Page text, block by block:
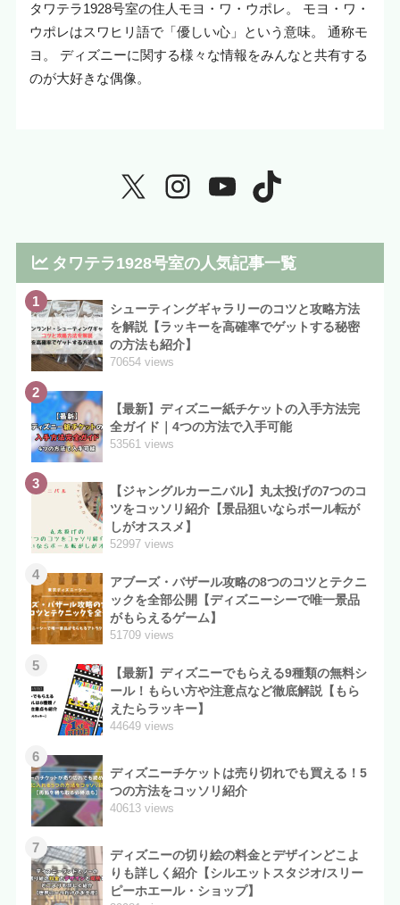
タワテラ1928号室の住人モヨ・ワ・ウポレ。 モヨ・ワ・
ウポレはスワヒリ語で「優しい心」という意味。 通称モ
ヨ。 ディズニーに関する様々な情報をみんなと共有する
のが大好きな偶像。
タワテラ1928号室の人気記事一覧
1
シューティングギャラリーのコツと攻略方法
を解説【ラッキーを高確率でゲットする秘密
の方法も紹介】
70654 views
2
【最新】ディズニー紙チケットの入手方法完
全ガイド｜4つの方法で入手可能
53561 views
3
【ジャングルカーニバル】丸太投げの7つのコ
ツをコッソリ紹介【景品狙いならボール転が
しがオススメ】
52997 views
4
アブーズ・バザール攻略の8つのコツとテクニ
ックを全部公開【ディズニーシーで唯一景品
がもらえるゲーム】
51709 views
5
【最新】ディズニーでもらえる9種類の無料シ
ール！もらい方や注意点など徹底解説【もら
えたらラッキー】
44649 views
6
ディズニーチケットは売り切れでも買える！5
つの方法をコッソリ紹介
40613 views
7
ディズニーの切り絵の料金とデザインどこよ
りも詳しく紹介【シルエットスタジオ/スリー
ピーホエール・ショップ】